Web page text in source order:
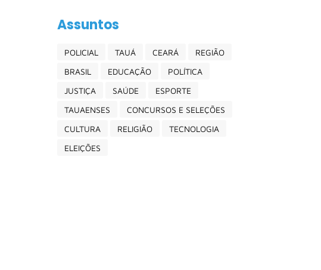
Assuntos
POLICIAL TAUÁ CEARÁ
REGIÃO
BRASIL
EDUCAÇÃO
POLÍTICA
JUSTIÇA
SAÚDE
ESPORTE
TAUAENSES
CONCURSOS E SELEÇÕES
CULTURA
RELIGIÃO
TECNOLOGIA
ELEIÇÕES